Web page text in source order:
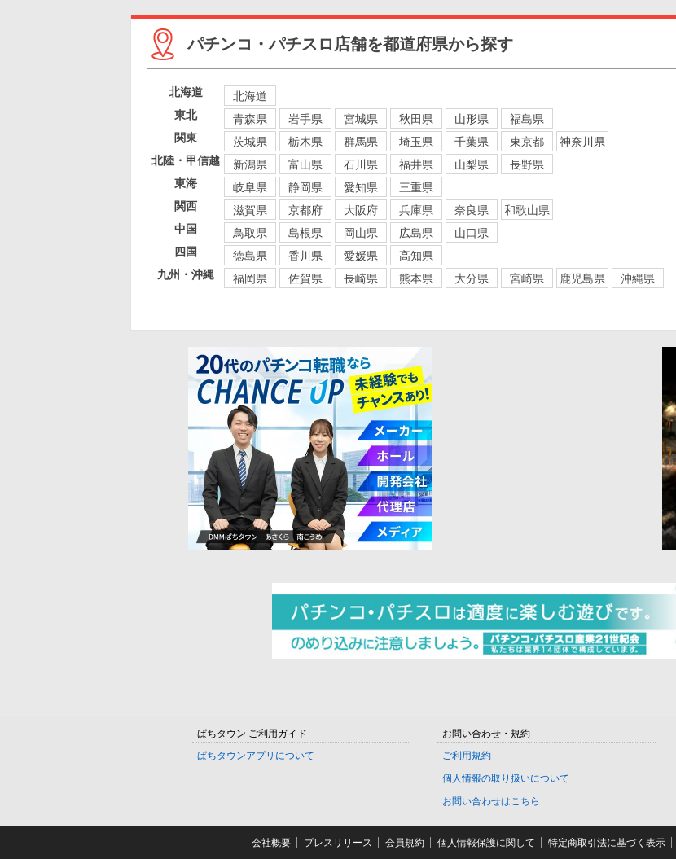
パチンコ・パチスロ店舗を都道府県から探す
北海道
北海道
東北
青森県 岩手県 宮城県 秋田県 山形県
福島県
関東
茨城県 栃木県 群馬県 埼玉県 千葉県 東京都
神奈川県
北陸・甲信越
新潟県 富山県 石川県 福井県 山梨県
長野県
東海
岐阜県 静岡県 愛知県
三重県
関西
滋賀県 京都府 大阪府 兵庫県 奈良県
和歌山県
中国
鳥取県 島根県 岡山県 広島県
山口県
四国
徳島県 香川県 愛媛県
高知県
九州・沖縄
福岡県 佐賀県 長崎県 熊本県 大分県 宮崎県 鹿児島県 沖縄県
ぱちタウン ご利用ガイド
ぱちタウンアプリについて
お問い合わせ・規約
ご利用規約
個人情報の取り扱いについて
お問い合わせはこちら
会社概要 プレスリリース 会員規約 個人情報保護に関して 特定商取引法に基づく表示